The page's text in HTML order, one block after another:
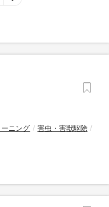
ニング
害虫・害獣駆除